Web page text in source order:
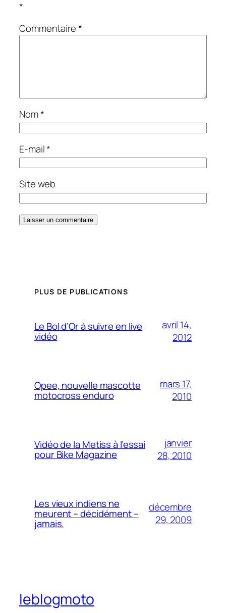
*
Commentaire*
Nom*
E-mail*
Site web
PLUS DE PUBLICATIONS
Le Bol d’Or à suivre en live
vidéo
avril 14,
2012
Opee, nouvelle mascotte
motocross enduro
mars 17,
2010
Vidéo de la Metiss à l’essai
pour Bike Magazine
janvier
28, 2010
Les vieux indiens ne
meurent – décidément –
jamais.
décembre
29, 2009
leblogmoto